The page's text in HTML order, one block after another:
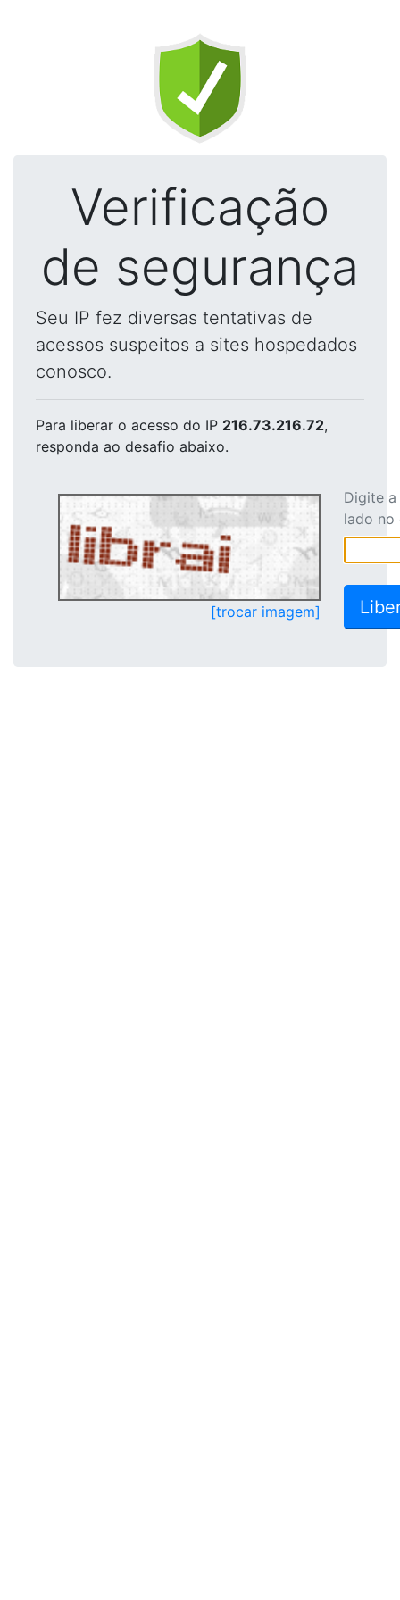
Verificação
de segurança
Seu IP fez diversas tentativas de
acessos suspeitos a sites hospedados
conosco.
Para liberar o acesso do IP 216.73.216.72,
responda ao desafio abaixo.
[trocar imagem]
Digite
lado no